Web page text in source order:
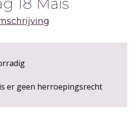
18 Maïs
er geen herroepingsrecht